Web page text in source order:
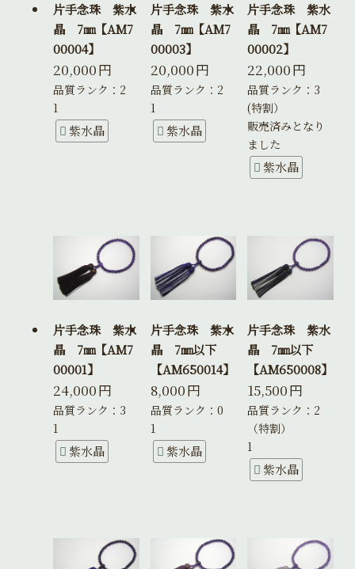
片手念珠 紫水
晶 7㎜【AM7
00004】
20,000円
品質ランク：2
1
紫水晶
片手念珠 紫水
晶 7㎜【AM7
00003】
20,000円
品質ランク：2
1
紫水晶
片手念珠 紫水
晶 7㎜【AM7
00002】
22,000円
品質ランク：3
(特割）
販売済みとなり
ました
紫水晶
片手念珠 紫水
晶 7㎜【AM7
00001】
24,000円
品質ランク：3
1
紫水晶
片手念珠 紫水
晶 7㎜以下
【AM650014】
8,000円
品質ランク：0
1
紫水晶
片手念珠 紫水
晶 7㎜以下
【AM650008】
15,500円
品質ランク：2
（特割）
1
紫水晶